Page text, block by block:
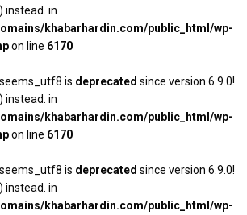
instead. in
khabarhardin.com/public_html/wp-
on line 6170
is deprecated since version 6.9.0!
instead. in
khabarhardin.com/public_html/wp-
on line 6170
is deprecated since version 6.9.0!
instead. in
khabarhardin.com/public_html/wp-